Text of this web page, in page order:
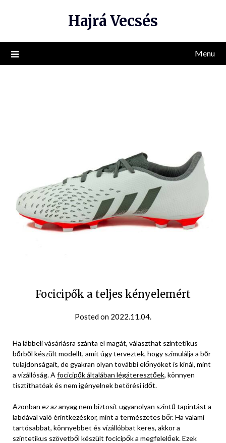
Hajrá Vecsés
Menu
Focicipők a teljes kényelemért
Posted on 2022.11.04.
Ha lábbeli vásárlásra szánta el magát, választhat szintetikus
bőrből készült modellt, amit úgy terveztek, hogy szimulálja a bőr
tulajdonságait, de gyakran olyan további előnyöket is kínál, mint
a vízállóság. A focicipők általában légáteresztőek, könnyen
tisztíthatóak és nem igényelnek betörési időt.
Azonban ez az anyag nem biztosít ugyanolyan szintű tapintást a
labdával való érintkezéskor, mint a természetes bőr. Ha valami
tartósabbat, könnyebbet és vízállóbbat keres, akkor a
szintetikus szövetből készült focicipők a megfelelőek.Ezek